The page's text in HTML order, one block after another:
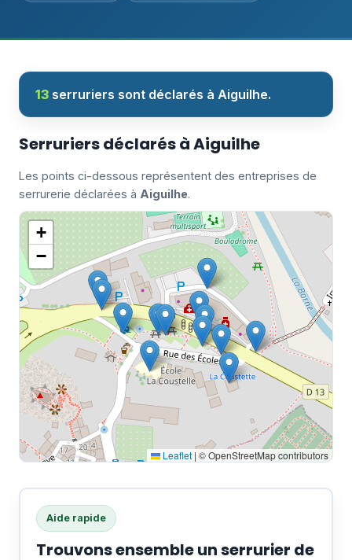
13 serruriers sont déclarés à Aiguilhe.
Serruriers déclarés à Aiguilhe
Les points ci-dessous représentent des entreprises de
serrurerie déclarées à Aiguilhe.
+
−
Leaflet | © OpenStreetMap contributors
Aide rapide
Trouvons ensemble un serrurier de